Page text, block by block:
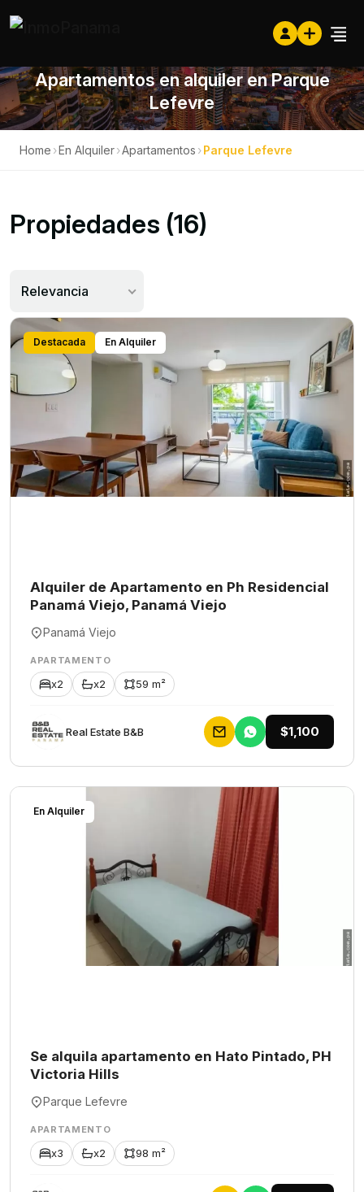
Apartamentos en alquiler en Parque
Lefevre
Home ›En Alquiler›Apartamentos ›Parque Lefevre
Propiedades (16)
Relevancia
Destacada En Alquiler
Alquiler de Apartamento en Ph Residencial
Panamá Viejo, Panamá Viejo
Panamá Viejo
APARTAMENTO
x2 x2 59 m²
Rеаl Еstаtе В&В $1,100
En Alquiler
Se alquila apartamento en Hato Pintado, PH
Victoria Hills
Parque Lefevre
APARTAMENTO
x3 x2 98 m²